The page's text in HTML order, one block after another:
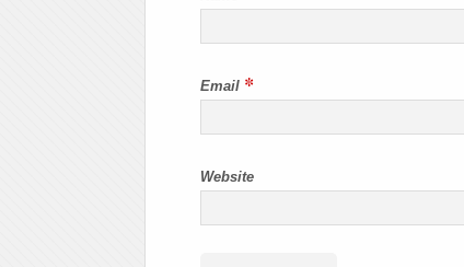
Email *
Website